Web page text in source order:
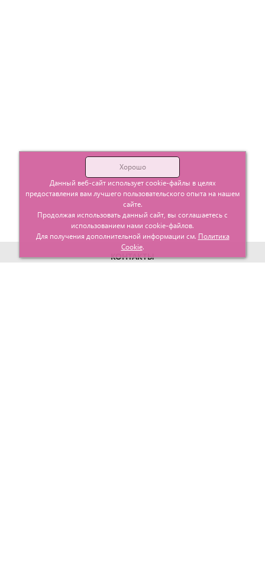
КОНТАКТЫ
Хорошо
Данный веб-сайт использует cookie-файлы в целях
предоставления вам лучшего пользовательского опыта на нашем
сайте.
Продолжая использовать данный сайт, вы соглашаетесь с
использованием нами cookie-файлов.
Для получения дополнительной информации см. Политика
Cookie.